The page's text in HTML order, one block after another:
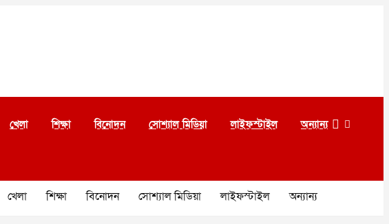
খেলা শিক্ষা বিনোদন সোশ্যাল মিডিয়া লাইফস্টাইল অন্যান্য
খেলা শিক্ষা বিনোদন সোশ্যাল মিডিয়া লাইফস্টাইল অন্যান্য